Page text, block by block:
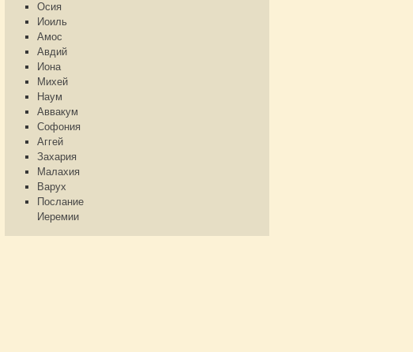
Осия
Иоиль
Амос
Авдий
Иона
Михей
Наум
Аввакум
Софония
Аггей
Захария
Малахия
Варух
Послание
Иеремии